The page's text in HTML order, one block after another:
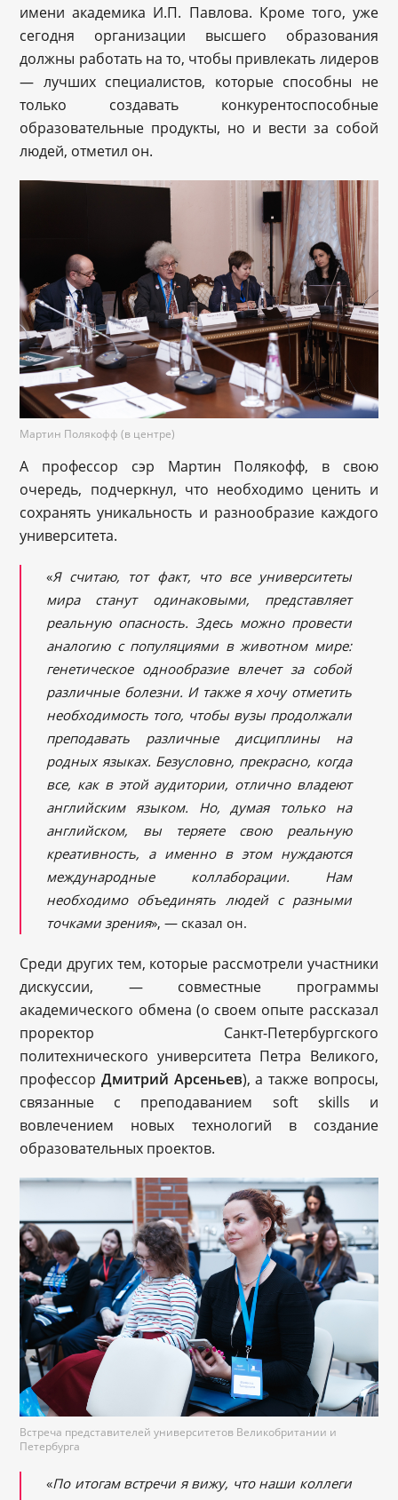
имени академика И.П. Павлова. Кроме того, уже
сегодня организации высшего образования
должны работать на то, чтобы привлекать лидеров
— лучших специалистов, которые способны не
только создавать конкурентоспособные
образовательные продукты, но и вести за собой
людей, отметил он.
Мартин Полякофф (в центре)
А профессор сэр Мартин Полякофф, в свою
очередь, подчеркнул, что необходимо ценить и
сохранять уникальность и разнообразие каждого
университета.
«Я считаю, тот факт, что все университеты
мира станут одинаковыми, представляет
реальную опасность. Здесь можно провести
аналогию с популяциями в животном мире:
генетическое однообразие влечет за собой
различные болезни. И также я хочу отметить
необходимость того, чтобы вузы продолжали
преподавать различные дисциплины на
родных языках. Безусловно, прекрасно, когда
все, как в этой аудитории, отлично владеют
английским языком. Но, думая только на
английском, вы теряете свою реальную
креативность, а именно в этом нуждаются
международные коллаборации. Нам
необходимо объединять людей с разными
точками зрения», — сказал он.
Среди других тем, которые рассмотрели участники
дискуссии, — совместные программы
академического обмена (о своем опыте рассказал
проректор Санкт-Петербургского
политехнического университета Петра Великого,
профессорДмитрий Арсеньев), а также вопросы,
связанные с преподаванием soft skills и
вовлечением новых технологий в создание
образовательных проектов.
Встреча представителей университетов Великобритании и
Петербурга
«По итогам встречи я вижу, что наши коллеги